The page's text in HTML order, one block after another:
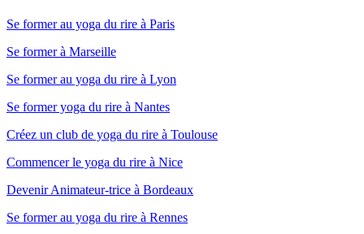
Se former au yoga du rire à Paris
Se former à Marseille
Se former au yoga du rire à Lyon
Se former yoga du rire à Nantes
Créez un club de yoga du rire à Toulouse
Commencer le yoga du rire à Nice
Devenir Animateur-trice à Bordeaux
Se former au yoga du rire à Rennes